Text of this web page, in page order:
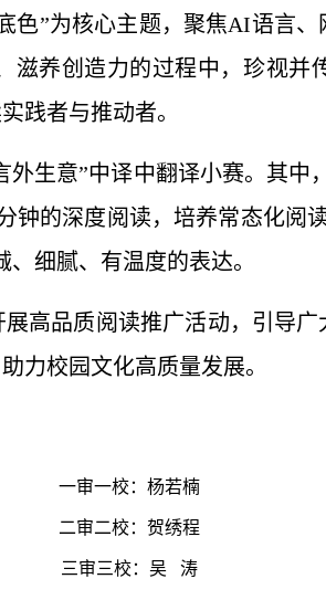
”为核心主题，聚焦AI语言
养创造力的过程中，珍视并
践者与推动者。
生意”中译中翻译小赛。其
钟的深度阅读，培养常态化阅
细腻、有温度的表达。
高品质阅读推广活动，引导
力校园文化高质量发展。
一审一校：杨若楠
二审二校：贺绣程
三审三校：吴 涛